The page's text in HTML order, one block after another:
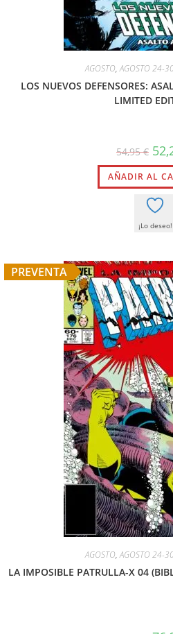
AGOSTO,AGOSTO 24-
LOS NUEVOS DEFENSORES:
LIMITED
54,95€
AÑADIR AL
¡Lo deseo!
PREVENTA
AGOSTO,AGOSTO 24-
LA IMPOSIBLE PATRULLA-X 04